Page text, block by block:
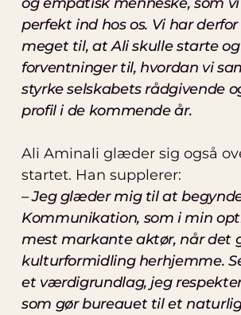
perfekt ind hos os. Vi har
meget til, at Ali skulle starte
forventninger til, hvordan vi
styrke selskabets rådgivende
profil i de kommende år.
Ali Aminali glæder sig også
startet. Han supplerer:
– Jeg glæder mig til at
Kommunikation, som i min
mest markante aktør, når det
kulturformidling herhjemme.
et værdigrundlag, jeg
som gør bureauet til et